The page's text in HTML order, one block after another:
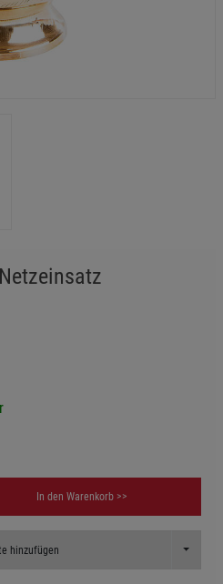
In den Warenkorb >>
hinzufügen Toggle